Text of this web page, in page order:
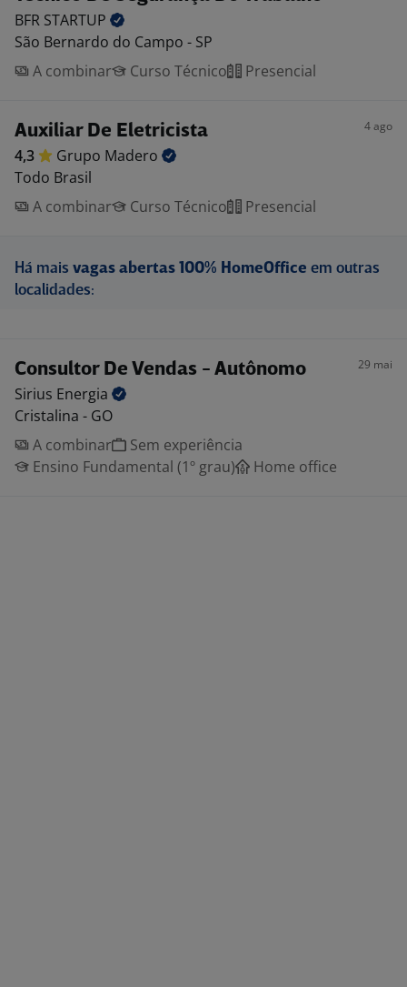
BFR STARTUP
São Bernardo do Campo - SP
A combinar
Curso Técnico Presencial
Auxiliar De Eletricista 4 ago
4,3 Grupo Madero
Todo Brasil
A combinar
Curso Técnico Presencial
Há mais vagas abertas 100% HomeOffice em outras
localidades:
Consultor De Vendas - Autônomo 29 mai
Sirius Energia
Cristalina - GO
A combinar
Sem experiência
Ensino Fundamental (1º grau)
Home office